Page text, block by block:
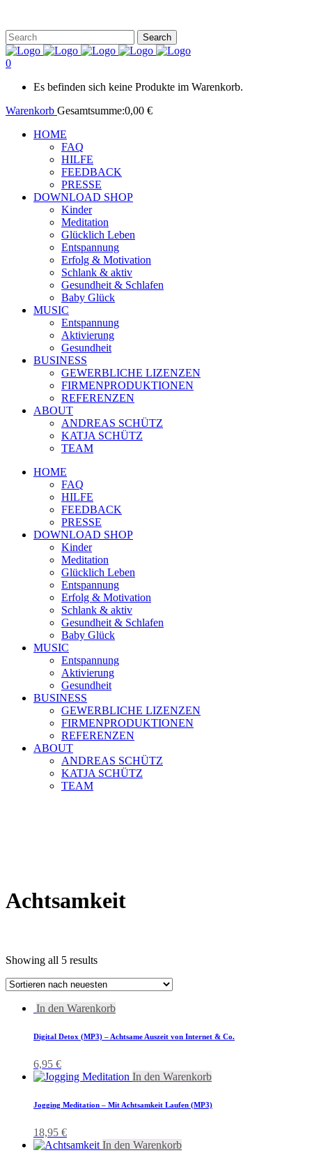
0
Es befinden sich keine Produkte im Warenkorb.
Warenkorb Gesamtsumme:0,00 €
HOME
FAQ
HILFE
FEEDBACK
PRESSE
DOWNLOAD SHOP
Kinder
Meditation
Glücklich Leben
Entspannung
Erfolg & Motivation
Schlank & aktiv
Gesundheit & Schlafen
Baby Glück
MUSIC
Entspannung
Aktivierung
Gesundheit
BUSINESS
GEWERBLICHE LIZENZEN
FIRMENPRODUKTIONEN
REFERENZEN
ABOUT
ANDREAS SCHÜTZ
KATJA SCHÜTZ
TEAM
HOME
FAQ
HILFE
FEEDBACK
PRESSE
DOWNLOAD SHOP
Kinder
Meditation
Glücklich Leben
Entspannung
Erfolg & Motivation
Schlank & aktiv
Gesundheit & Schlafen
Baby Glück
MUSIC
Entspannung
Aktivierung
Gesundheit
BUSINESS
GEWERBLICHE LIZENZEN
FIRMENPRODUKTIONEN
REFERENZEN
ABOUT
ANDREAS SCHÜTZ
KATJA SCHÜTZ
TEAM
Achtsamkeit
Showing all 5 results
In den Warenkorb
Digital Detox (MP3) – Achtsame Auszeit von Internet & Co.
6,95 €
In den Warenkorb
Jogging Meditation – Mit Achtsamkeit Laufen (MP3)
18,95 €
In den Warenkorb